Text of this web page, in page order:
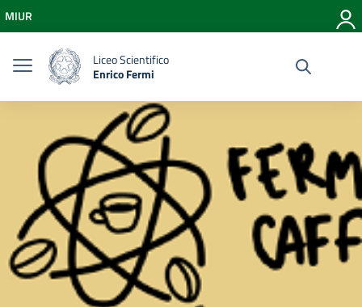
Vai al menu di navigazione
Vai al footer
MIUR
Liceo Scientifico
Enrico Fermi